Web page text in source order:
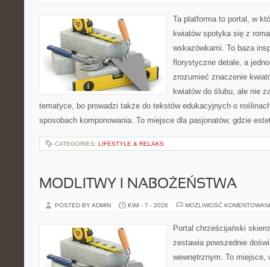
Ta platforma to portal, w
kwiatów spotyka się z
wskazówkami. To baza
florystyczne detale, a
zrozumieć znaczenie
kwiatów do ślubu, ale nie
tematyce, bo prowadzi także do tekstów edukacyjnych o
sposobach komponowania. To miejsce dla pasjonatów, gdzie
CATEGORIES: LIFESTYLE & RELAKS
MODLITWY I NABOŻEŃSTWA
POSTED BY ADMIN KWI - 7 - 2026 MOŻLIWOŚĆ
Portal chrześcijański
zestawia powszednie
wewnętrznym. To miejsce,